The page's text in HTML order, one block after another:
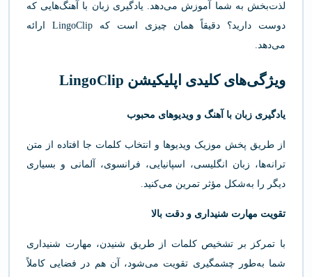
لذت‌بخش به شما آموزش می‌دهد. یادگیری زبان با آهنگ‌هایی که
دوست دارید؟ دقیقاً همان چیزی است که LingoClip ارائه
می‌دهد.
ویژگی‌های کلیدی اپلیکیشن LingoClip
یادگیری زبان با آهنگ و ویدیوهای محبوب
از طریق پخش موزیک ویدیوها و انتخاب کلمات جا افتاده از متن
ترانه‌ها، زبان انگلیسی، اسپانیایی، فرانسوی، آلمانی و بسیاری
دیگر را به‌شکل مؤثر تمرین می‌کنید.
تقویت مهارت شنیداری و دقت بالا
با تمرکز بر تشخیص کلمات از طریق شنیدن، مهارت شنیداری
شما به‌طور چشمگیری تقویت می‌شود، آن هم در فضایی کاملاً